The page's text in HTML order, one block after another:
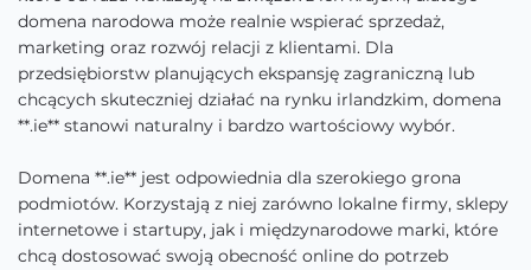
domena narodowa może realnie wspierać sprzedaż,
marketing oraz rozwój relacji z klientami. Dla
przedsiębiorstw planujących ekspansję zagraniczną lub
chcących skuteczniej działać na rynku irlandzkim, domena
**.ie** stanowi naturalny i bardzo wartościowy wybór.
Domena **.ie** jest odpowiednia dla szerokiego grona
podmiotów. Korzystają z niej zarówno lokalne firmy, sklepy
internetowe i startupy, jak i międzynarodowe marki, które
chcą dostosować swoją obecność online do potrzeb